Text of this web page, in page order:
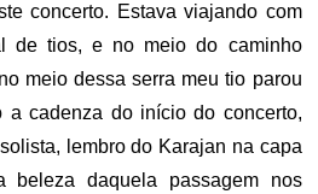
concerto. Estava viajando com
de tios, e no meio do caminho
meio dessa serra meu tio parou
a cadenza do início do concerto,
lembro do Karajan na capa
beleza daquela passagem nos